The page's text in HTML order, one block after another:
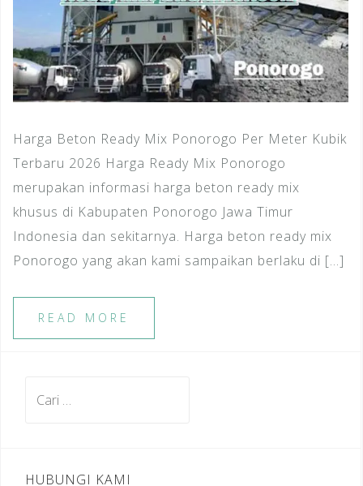
Harga Beton Ready Mix Ponorogo Per Meter Kubik
Terbaru 2026 Harga Ready Mix Ponorogo
merupakan informasi harga beton ready mix
khusus di Kabupaten Ponorogo Jawa Timur
Indonesia dan sekitarnya. Harga beton ready mix
Ponorogo yang akan kami sampaikan berlaku di […]
READ MORE
HUBUNGI KAMI